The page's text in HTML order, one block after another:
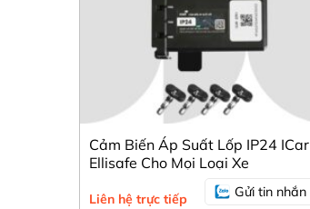
Cảm Biến Áp Suất Lốp IP24 ICar
Ellisafe Cho Mọi Loại Xe
Liên hệ trực tiếp Gửi tin nhắn